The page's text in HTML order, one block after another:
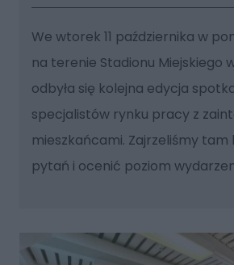
We wtorek 11 października w
na terenie Stadionu Miejskiego
odbyła się kolejna edycja
specjalistów rynku pracy z
mieszkańcami. Zajrzeliśmy tam
pytań i ocenić poziom